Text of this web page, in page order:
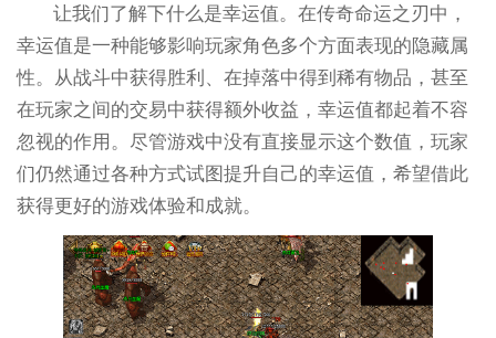
让我们了解下什么是幸运值。在传奇命运之刃中，
幸运值是一种能够影响玩家角色多个方面表现的隐藏属
性。从战斗中获得胜利、在掉落中得到稀有物品，甚至
在玩家之间的交易中获得额外收益，幸运值都起着不容
忽视的作用。尽管游戏中没有直接显示这个数值，玩家
们仍然通过各种方式试图提升自己的幸运值，希望借此
获得更好的游戏体验和成就。